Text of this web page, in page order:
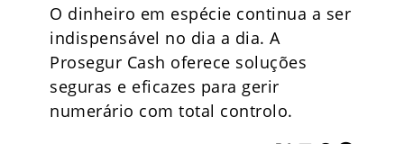
O dinheiro em espécie continua a ser
indispensável no dia a dia. A
Prosegur Cash oferece soluções
seguras e eficazes para gerir
numerário com total controlo.